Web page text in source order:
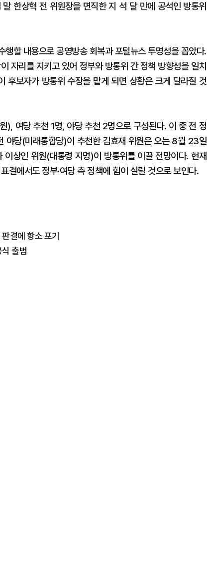
한상혁 전 위원장을 면직한 지 석 달 만에 공석인 방통위
할 내용으로 공영방송 회복과 포털뉴스 투명성을 꼽았다.
자리를 지키고 있어 정부와 방통위 간 정책 방향성을 일치
후보자가 방통위 수장을 맡게 되면 상황은 크게 달라질 것
), 여당 추천 1명, 야당 추천 2명으로 구성된다. 이 중 전 정
야당(미래통합당)이 추천한 김효재 위원은 오는 8월 23일
상인 위원(대통령 지명)이 방통위를 이끌 전망이다. 현재
결에서도 정부·여당 측 정책에 힘이 실릴 것으로 보인다.
결에 항소 포기
출범